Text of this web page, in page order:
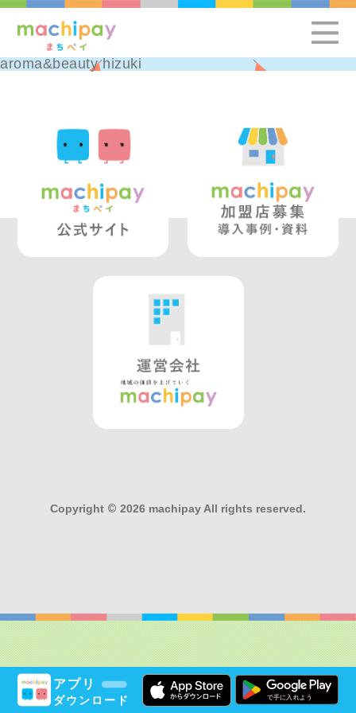
アプリ
ダウンロード
aroma&beauty hizuki
Copyright © 2026 machipay All rights reserved.